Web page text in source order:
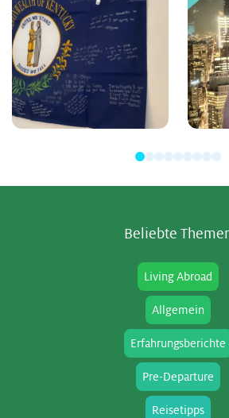
Be­lieb­te
Living Abroad
Allgemein
Erfahrungsberichte
Pre-Departure
Reisetipps